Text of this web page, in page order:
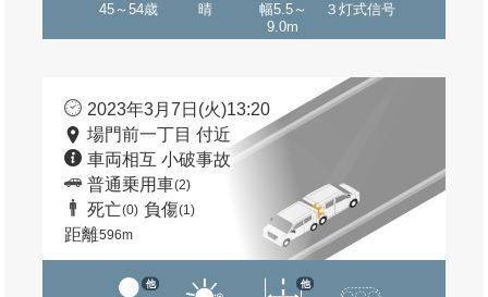
45～54歳 晴
幅5.5～
9.0m
３灯式信号
2023年3月7日(火)13:20
場門前一丁目 付近
車両相互 小破事故
普通乗用車(2)
死亡(0) 負傷(1)
距離596m
他 他